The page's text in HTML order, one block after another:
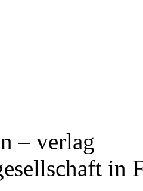
– verlag
in